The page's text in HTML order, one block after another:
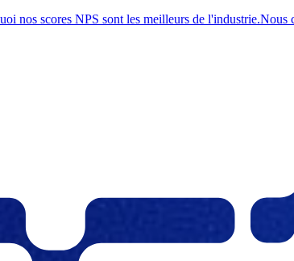
nos scores NPS sont les meilleurs de l'industrie.Nous